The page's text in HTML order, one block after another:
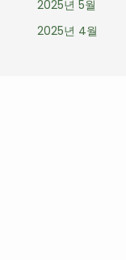
2025년 5월
2025년 4월